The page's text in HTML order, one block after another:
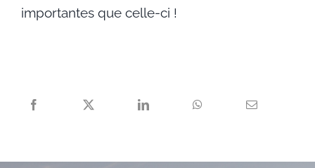
importantes que celle-ci !